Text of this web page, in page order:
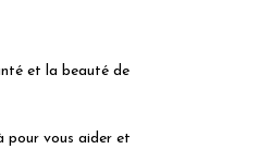
et la beauté de
pour vous aider et